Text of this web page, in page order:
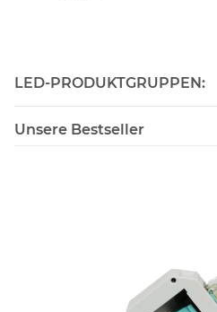
LED-PRODUKTGRUPPEN:
Unsere Bestseller